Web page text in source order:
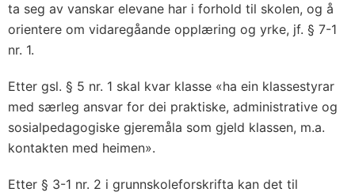
ta seg av vanskar elevane har i forhold til skolen, og å
orientere om vidaregåande opplæring og yrke, jf. § 7-1
nr. 1.
Etter gsl. § 5 nr. 1 skal kvar klasse «ha ein klassestyrar
med særleg ansvar for dei praktiske, administrative og
sosialpedagogiske gjeremåla som gjeld klassen, m.a.
kontakten med heimen».
Etter § 3-1 nr. 2 i grunnskoleforskrifta kan det til